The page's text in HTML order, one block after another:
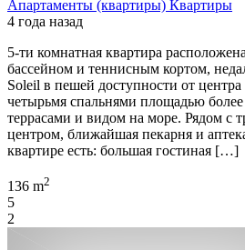
Апартаменты (квартиры) Квартиры
4 года назад
5-ти комнатная квартира
бассейном и теннисным кортом,
Soleil в пешей доступности от
четырьмя спальнями площадью
террасами и видом на море. Рядом с
центром, ближайшая пекарня и
квартире есть: большая гостиная […]
136 m2
5
2